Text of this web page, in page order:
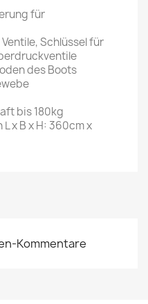
für
Schlüssel für
des Boots
bis 180kg
x B x H: 360cm x
Kommentare